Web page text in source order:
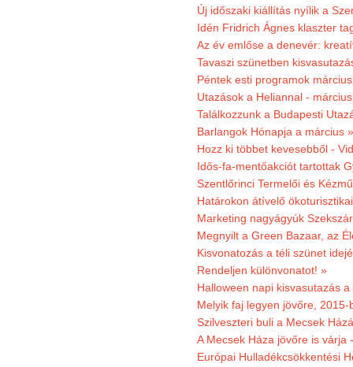
Új időszaki kiállítás nyílik a
Idén Fridrich Ágnes klaszter
Az év emlőse a denevér:
Tavaszi szünetben
Péntek esti programok
Utazások a Heliannal -
Találkozzunk a Budapesti
Barlangok Hónapja a március »
Hozz ki többet kevesebből -
Idős-fa-mentőakciót tartottak
Szentlőrinci Termelői és
Határokon átívelő
Marketing nagyágyúk
Megnyilt a Green Bazaar, az
Kisvonatozás a téli szünet
Rendeljen különvonatot! »
Halloween napi kisvasutazás
Melyik faj legyen jövőre,
Szilveszteri buli a Mecsek
A Mecsek Háza jövőre is várja
Európai Hulladékcsökkentési